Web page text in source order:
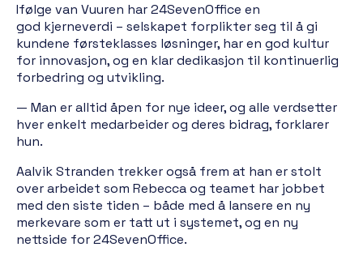
Ifølge van Vuuren har 24SevenOffice en
god kjerneverdi – selskapet forplikter seg til å gi
kundene førsteklasses løsninger, har en god kultur
for innovasjon, og en klar dedikasjon til kontinuerlig
forbedring og utvikling.
— Man er alltid åpen for nye ideer, og alle verdsetter
hver enkelt medarbeider og deres bidrag, forklarer
hun.
Aalvik Stranden trekker også frem at han er stolt
over arbeidet som Rebecca og teamet har jobbet
med den siste tiden – både med å lansere en ny
merkevare som er tatt ut i systemet, og en ny
nettside for 24SevenOffice.